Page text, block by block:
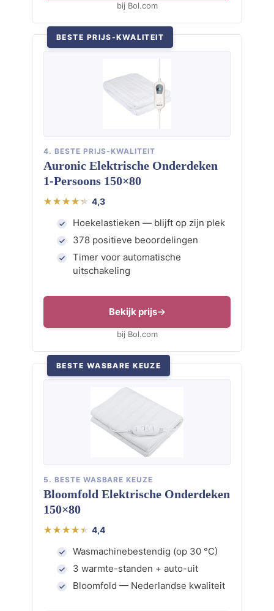
bij Bol.com
BESTE PRIJS-KWALITEIT
4. BESTE PRIJS-KWALITEIT
Auronic Elektrische Onderdeken
1-Persoons 150×80
4,3
Hoekelastieken — blijft op zijn plek
378 positieve beoordelingen
Timer voor automatische
uitschakeling
Bekijk prijs
bij Bol.com
BESTE WASBARE KEUZE
5. BESTE WASBARE KEUZE
Bloomfold Elektrische Onderdeken
150×80
4,4
Wasmachinebestendig (op 30 °C)
3 warmte-standen + auto-uit
Bloomfold — Nederlandse kwaliteit